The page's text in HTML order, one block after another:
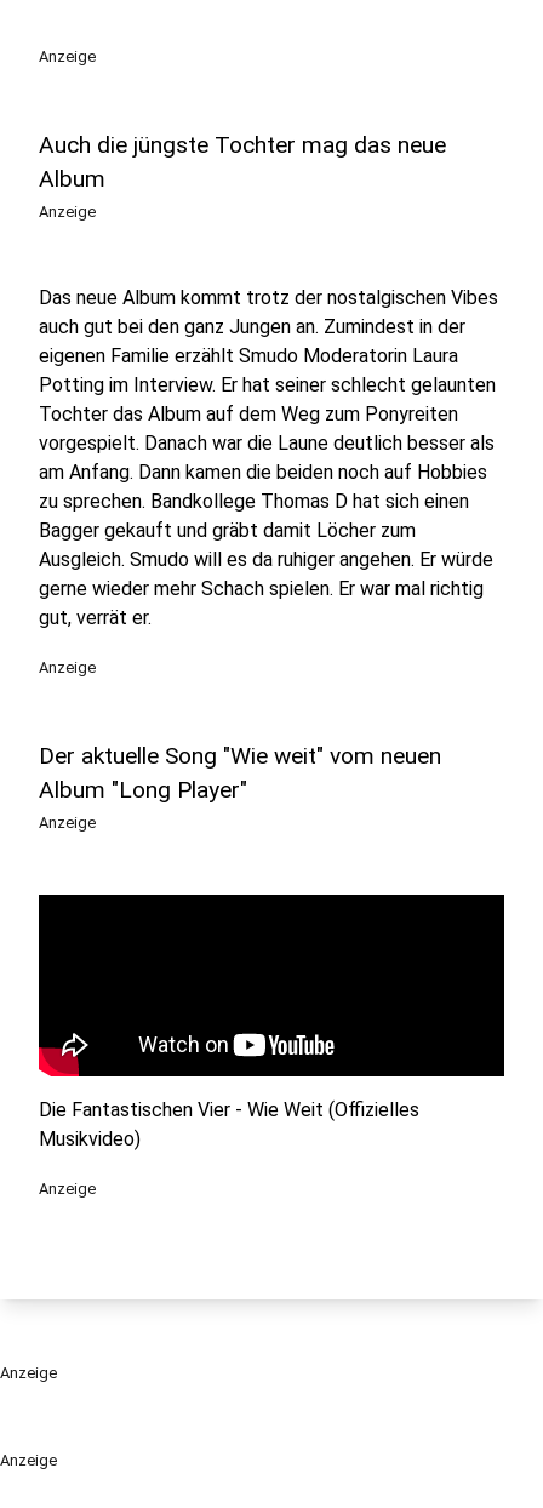
Anzeige
Anzeige
Auch die jüngste Tochter mag das neue
Album
Anzeige
Das neue Album kommt trotz der nostalgischen Vibes
auch gut bei den ganz Jungen an. Zumindest in der
eigenen Familie erzählt Smudo Moderatorin Laura
Potting im Interview. Er hat seiner schlecht gelaunten
Tochter das Album auf dem Weg zum Ponyreiten
vorgespielt. Danach war die Laune deutlich besser als
am Anfang. Dann kamen die beiden noch auf Hobbies
zu sprechen. Bandkollege Thomas D hat sich einen
Bagger gekauft und gräbt damit Löcher zum
Ausgleich. Smudo will es da ruhiger angehen. Er würde
gerne wieder mehr Schach spielen. Er war mal richtig
gut, verrät er.
Anzeige
Der aktuelle Song "Wie weit" vom neuen
Album "Long Player"
Anzeige
Die Fantastischen Vier - Wie Weit (Offizielles
Musikvideo)
Anzeige
Anzeige